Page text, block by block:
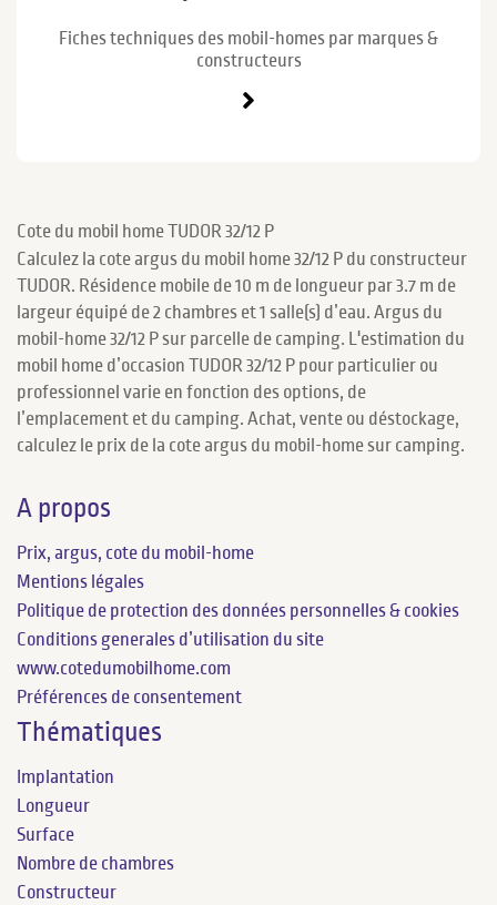
Fiches techniques des mobil-homes par marques &
constructeurs
Cote du mobil home TUDOR 32/12 P
Calculez la cote argus du mobil home 32/12 P du constructeur
TUDOR. Résidence mobile de 10 m de longueur par 3.7 m de
largeur équipé de 2 chambres et 1 salle(s) d’eau. Argus du
mobil-home 32/12 P sur parcelle de camping. L'estimation du
mobil home d’occasion TUDOR 32/12 P pour particulier ou
professionnel varie en fonction des options, de
l’emplacement et du camping. Achat, vente ou déstockage,
calculez le prix de la cote argus du mobil-home sur camping.
A propos
Prix, argus, cote du mobil-home
Mentions légales
Politique de protection des données personnelles & cookies
Conditions generales d’utilisation du site
www.cotedumobilhome.com
Préférences de consentement
Thématiques
Implantation
Longueur
Surface
Nombre de chambres
Constructeur